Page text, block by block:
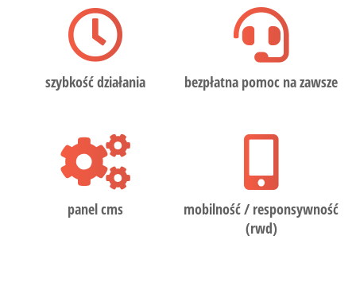
szybkość działania bezpłatna pomoc na zawsze
panel cms
mobilność / responsywność
(rwd)